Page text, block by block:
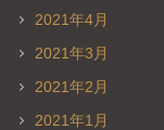
2021年4月
2021年3月
2021年2月
2021年1月